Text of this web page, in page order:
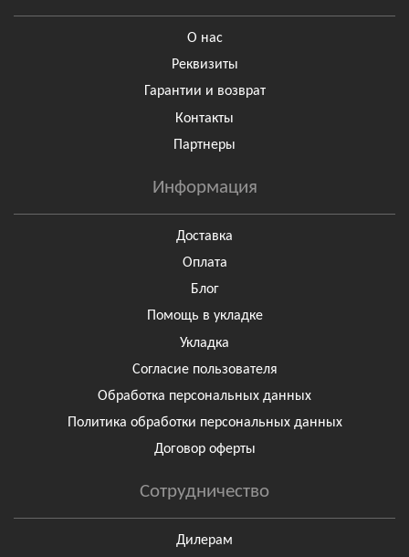
О нас
Реквизиты
Гарантии и возврат
Контакты
Партнеры
Информация
Доставка
Оплата
Блог
Помощь в укладке
Укладка
Согласие пользователя
Обработка персональных данных
Политика обработки персональных данных
Договор оферты
Сотрудничество
Дилерам